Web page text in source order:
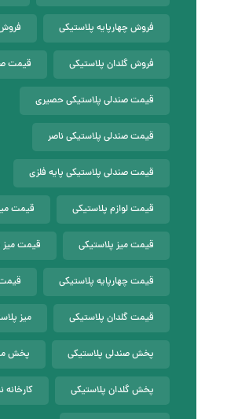
فروش چهارپایه پلاستیکی
فروش گلدان پلاستیکی قیمت
قیمت صندلی پلاستیکی حصیری
قیمت صندلی پلاستیکی ناصر
قیمت صندلی پلاستیکی پایه فلزی
قیمت لوازم پلاستیکی قیمت
قیمت میز پلاستیکی قیمت میز
قیمت چهارپایه پلاستیکی
قیمت گلدان پلاستیکی میز
پخش صندلی پلاستیکی پخش
پخش گلدان پلاستیکی کارخانه